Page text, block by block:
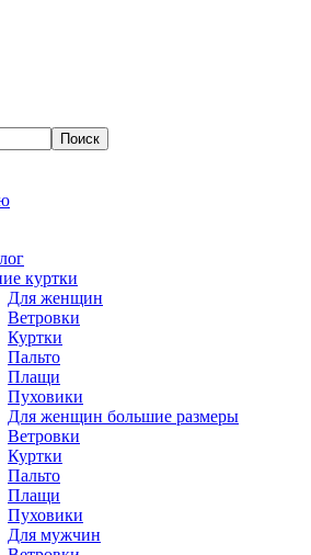
куртки
Для женщин
Ветровки
Куртки
Пальто
Плащи
Пуховики
Для женщин большие размеры
Ветровки
Куртки
Пальто
Плащи
Пуховики
Для мужчин